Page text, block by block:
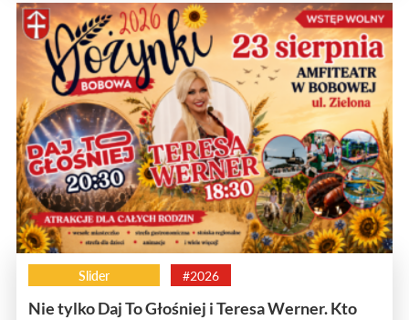
Slider #2026
Nie tylko Daj To Głośniej i Teresa Werner. Kto